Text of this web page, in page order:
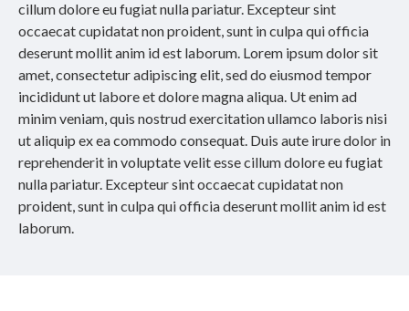
cillum dolore eu fugiat nulla pariatur. Excepteur sint
occaecat cupidatat non proident, sunt in culpa qui officia
deserunt mollit anim id est laborum. Lorem ipsum dolor sit
amet, consectetur adipiscing elit, sed do eiusmod tempor
incididunt ut labore et dolore magna aliqua. Ut enim ad
minim veniam, quis nostrud exercitation ullamco laboris nisi
ut aliquip ex ea commodo consequat. Duis aute irure dolor in
reprehenderit in voluptate velit esse cillum dolore eu fugiat
nulla pariatur. Excepteur sint occaecat cupidatat non
proident, sunt in culpa qui officia deserunt mollit anim id est
laborum.